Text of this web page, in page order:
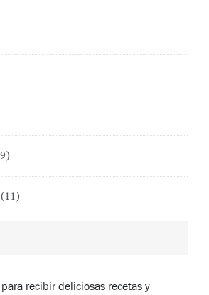
(11)
recibir deliciosas recetas y